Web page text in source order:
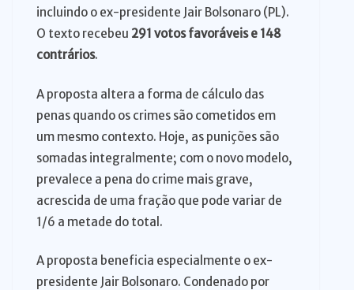
incluindo o ex-presidente Jair Bolsonaro (PL).
O texto recebeu 291 votos favoráveis e 148
contrários.
A proposta altera a forma de cálculo das
penas quando os crimes são cometidos em
um mesmo contexto. Hoje, as punições são
somadas integralmente; com o novo modelo,
prevalece a pena do crime mais grave,
acrescida de uma fração que pode variar de
1/6 a metade do total.
A proposta beneficia especialmente o ex-
presidente Jair Bolsonaro. Condenado por